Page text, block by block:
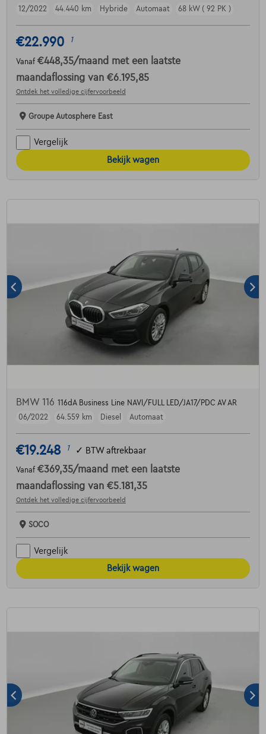
12/2022 44.440 km Hybride Automaat 68 kW ( 92 PK )
€22.990 1
Vanaf €448,35/maand met een laatste
maandaflossing van €6.195,85
Ontdek het volledige cijfervoorbeeld
Groupe Autosphere East
Vergelijk
Bekijk wagen
BMW 116 116dA Business Line NAVI/FULL LED/JA17/PDC AV AR
06/2022
64.559 km Diesel Automaat
€19.248 1 ✓ BTW aftrekbaar
Vanaf €369,35/maand met een laatste
maandaflossing van €5.181,35
Ontdek het volledige cijfervoorbeeld
SOCO
Vergelijk
Bekijk wagen